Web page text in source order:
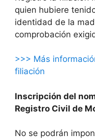
quien hubiere
identidad de la
comprobación
>>> Más
filiación
Inscripción del
Registro Civil de
No se podrán